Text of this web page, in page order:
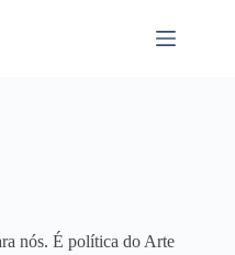
nós. É política do Arte